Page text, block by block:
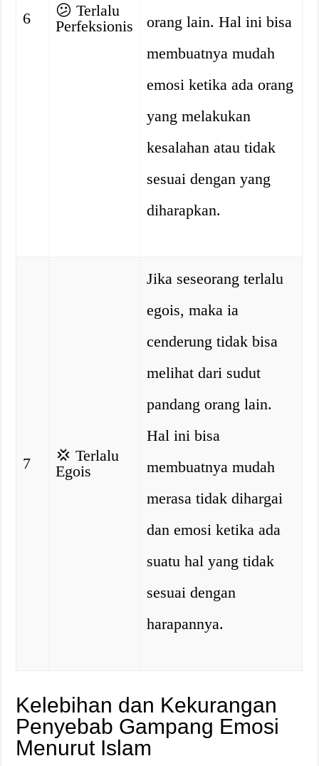
6 😕 Terlalu
Perfeksionis
orang lain. Hal ini bisa
membuatnya mudah
emosi ketika ada orang
yang melakukan
kesalahan atau tidak
sesuai dengan yang
diharapkan.
7 💢 Terlalu
Egois
Jika seseorang terlalu
egois, maka ia
cenderung tidak bisa
melihat dari sudut
pandang orang lain.
Hal ini bisa
membuatnya mudah
merasa tidak dihargai
dan emosi ketika ada
suatu hal yang tidak
sesuai dengan
harapannya.
Kelebihan dan Kekurangan
Penyebab Gampang Emosi
Menurut Islam